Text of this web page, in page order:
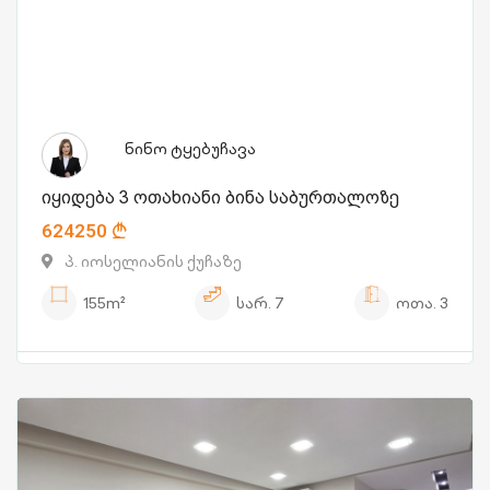
ნინო ტყებუჩავა
იყიდება 3 ოთახიანი ბინა საბურთალოზე
624250
პ. იოსელიანის ქუჩაზე
155m²
სარ. 7 ოთა. 3